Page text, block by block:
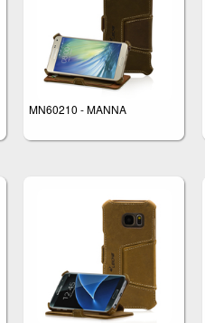
MN60210 - MANNA